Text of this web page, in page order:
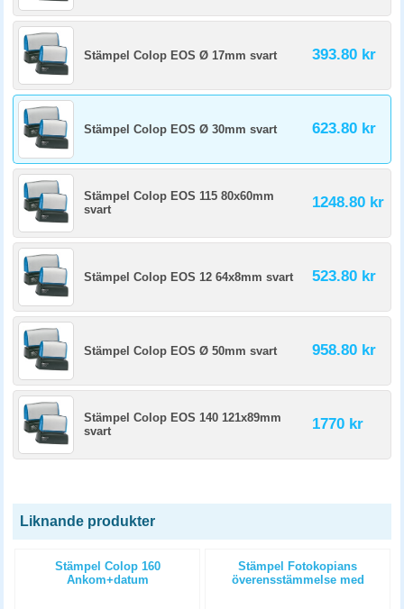
Stämpel Colop EOS Ø 17mm svart 393.80 kr
Stämpel Colop EOS Ø 30mm svart 623.80 kr
Stämpel Colop EOS 115 80x60mm
svart
1248.80 kr
Stämpel Colop EOS 12 64x8mm svart 523.80 kr
Stämpel Colop EOS Ø 50mm svart 958.80 kr
Stämpel Colop EOS 140 121x89mm
svart
1770 kr
Liknande produkter
Stämpel Colop 160
Ankom+datum
Stämpel Fotokopians
överensstämmelse med